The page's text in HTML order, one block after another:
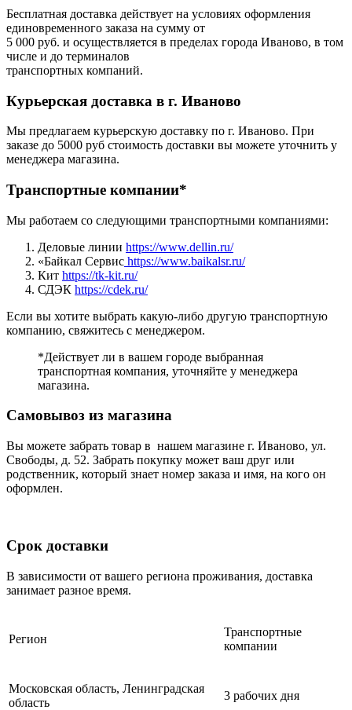
Бесплатная доставка действует на условиях оформления
единовременного заказа на сумму от
5 000 руб. и осуществляется в пределах города Иваново, в том
числе и до терминалов
транспортных компаний.
Курьерская доставка в г. Иваново
Мы предлагаем курьерскую доставку по г. Иваново. При
заказе до 5000 руб стоимость доставки вы можете уточнить у
менеджера магазина.
Транспортные компании*
Мы работаем со следующими транспортными компаниями:
Деловые линии https://www.dellin.ru/
«Байкал Сервис https://www.baikalsr.ru/
Кит https://tk-kit.ru/
СДЭК https://cdek.ru/
Если вы хотите выбрать какую-либо другую транспортную
компанию, свяжитесь с менеджером.
*Действует ли в вашем городе выбранная
транспортная компания, уточняйте у менеджера
магазина.
Самовывоз из магазина
Вы можете забрать товар в нашем магазине г. Иваново, ул.
Свободы, д. 52. Забрать покупку может ваш друг или
родственник, который знает номер заказа и имя, на кого он
оформлен.
Срок доставки
В зависимости от вашего региона проживания, доставка
занимает разное время.
Регион
Транспортные
компании
Московская область, Ленинградская
область
3 рабочих дня